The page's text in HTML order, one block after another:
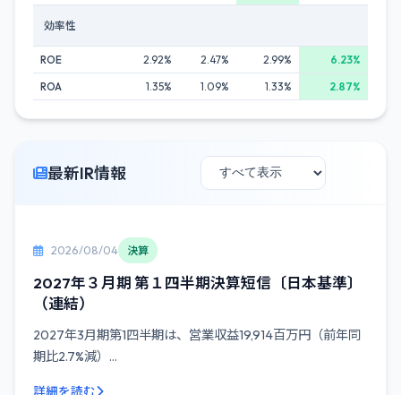
効率性
ROE 2.92% 2.47% 2.99%
6.23%
ROA
1.35% 1.09% 1.33% 2.87%
最新IR情報
2026/08/04 決算
2027年３月期 第１四半期決算短信〔日本基準〕
（連結）
2027年3月期第1四半期は、営業収益19,914百万円（前年同
期比2.7%減）...
詳細を読む